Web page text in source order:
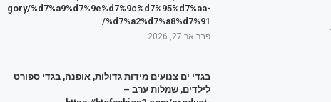
%d7%a9%d7%9e%d7%9c%d7%95%d7%aa-
%d7%a2%d7%a8%d7%91/
פברואר 27, 2026
בגדי ים צנועים מידות גדולות, אופנה, בגדי ספורט
לילדים, שמלות ערב –